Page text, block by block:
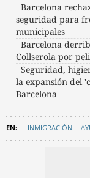
Barcelona
seguridad para
municipales
Barcelona
Collserola por
Seguridad,
la expansión del
Barcelona
INMIGRACIÓN